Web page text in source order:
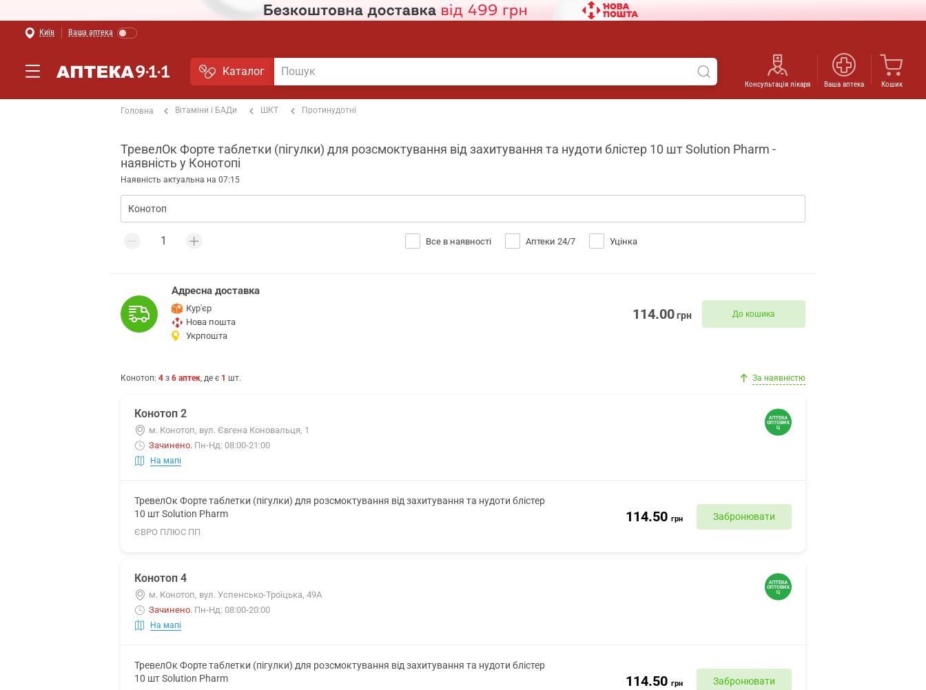
Київ Ваша аптека
Каталог
Консультація лікаря Ваша аптека Кошик
Головна Вітаміни і БАДи ШКТ Протинудотні
ТревелОк Форте таблетки (пігулки) для розсмоктування від захитування та нудоти блістер 10 шт Solution Pharm -
наявність у Конотопі
Наявність актуальна на 07:15
Все в наявності Аптеки 24/7 Уцінка
Адресна доставка
Кур'єр
Нова пошта
Укрпошта
114.00грн До кошика
Конотоп: 4 з 6 аптек, де є 1 шт. За наявністю
Конотоп 2
м. Конотоп, вул. Євгена Коновальця, 1
Зачинено. Пн-Нд: 08:00-21:00
На мапі
ТревелОк Форте таблетки (пігулки) для розсмоктування від захитування та нудоти блістер
10 шт Solution Pharm
ЄВРО ПЛЮС ПП
114.50 грн Забронювати
Конотоп 4
м. Конотоп, вул. Успенсько-Троїцька, 49А
Зачинено. Пн-Нд: 08:00-20:00
На мапі
ТревелОк Форте таблетки (пігулки) для розсмоктування від захитування та нудоти блістер
10 шт Solution Pharm
114.50 грн Забронювати